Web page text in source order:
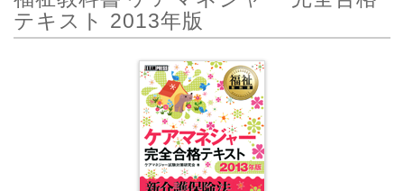
テキスト 2013年版